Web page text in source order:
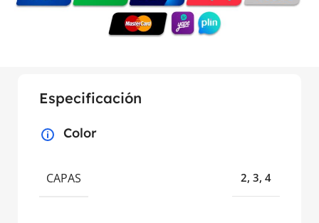
Especificación
Color
CAPAS 2, 3, 4